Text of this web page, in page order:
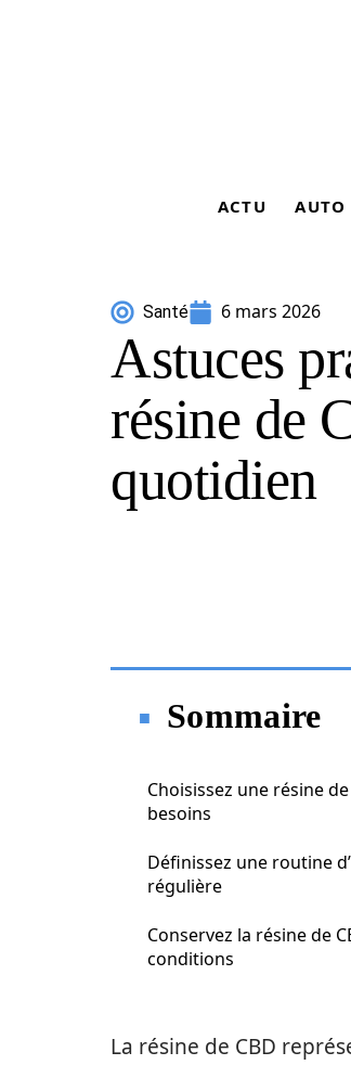
ACTU AUTO
Santé 6 mars 2026
Astuces
résine de
quotidien
Sommaire
Choisissez une résine
besoins
Définissez une routine
régulière
Conservez la résine de
conditions
La résine de CBD